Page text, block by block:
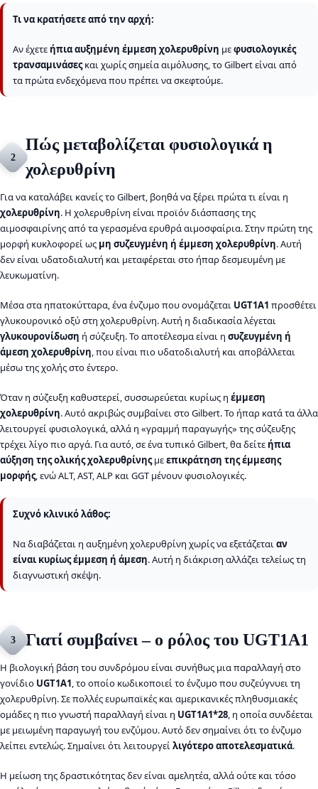
Τι να κρατήσετε από την αρχή:
Αν έχετε ήπια αυξημένη έμμεση χολερυθρίνη μεφυσιολογικές
τρανσαμινάσεςκαι χωρίς σημεία αιμόλυσης, το Gilbert είναι από
τα πρώτα ενδεχόμενα που πρέπει να σκεφτούμε.
2
Πώς μεταβολίζεται φυσιολογικά η
χολερυθρίνη
Για να καταλάβει κανείς το Gilbert, βοηθά να ξέρει πρώτα τι είναι η
χολερυθρίνη. Η χολερυθρίνη είναι προϊόν διάσπασης της
αιμοσφαιρίνης από τα γερασμένα ερυθρά αιμοσφαίρια. Στην πρώτη της
μορφή κυκλοφορεί ως μη συζευγμένη ή έμμεση χολερυθρίνη. Αυτή
δεν είναι υδατοδιαλυτή και μεταφέρεται στο ήπαρ δεσμευμένη με
λευκωματίνη.
Μέσα στα ηπατοκύτταρα, ένα ένζυμο που ονομάζεται UGT1A1 προσθέτει
γλυκουρονικό οξύ στη χολερυθρίνη. Αυτή η διαδικασία λέγεται
γλυκουρονίδωση ή σύζευξη. Το αποτέλεσμα είναι η συζευγμένη ή
άμεση χολερυθρίνη, που είναι πιο υδατοδιαλυτή και αποβάλλεται
μέσω της χολής στο έντερο.
Όταν η σύζευξη καθυστερεί, συσσωρεύεται κυρίως η έμμεση
χολερυθρίνη. Αυτό ακριβώς συμβαίνει στο Gilbert. Το ήπαρ κατά τα άλλα
λειτουργεί φυσιολογικά, αλλά η «γραμμή παραγωγής» της σύζευξης
τρέχει λίγο πιο αργά. Για αυτό, σε ένα τυπικό Gilbert, θα δείτε ήπια
αύξηση της ολικής χολερυθρίνηςμεεπικράτηση της έμμεσης
μορφής, ενώ ALT, AST, ALP και GGT μένουν φυσιολογικές.
Συχνό κλινικό λάθος:
Να διαβάζεται η αυξημένη χολερυθρίνη χωρίς να εξετάζεταιαν
είναι κυρίως έμμεση ή άμεση. Αυτή η διάκριση αλλάζει τελείως τη
διαγνωστική σκέψη.
3 Γιατί συμβαίνει – ο ρόλος του UGT1A1
Η βιολογική βάση του συνδρόμου είναι συνήθως μια παραλλαγή στο
γονίδιο UGT1A1, το οποίο κωδικοποιεί το ένζυμο που συζεύγνυει τη
χολερυθρίνη. Σε πολλές ευρωπαϊκές και αμερικανικές πληθυσμιακές
ομάδες η πιο γνωστή παραλλαγή είναι η UGT1A1*28, η οποία συνδέεται
με μειωμένη παραγωγή του ενζύμου. Αυτό δεν σημαίνει ότι το ένζυμο
λείπει εντελώς. Σημαίνει ότι λειτουργείλιγότερο αποτελεσματικά.
Η μείωση της δραστικότητας δεν είναι αμελητέα, αλλά ούτε και τόσο